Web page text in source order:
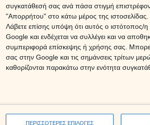
συγκατάθεσή σας ανά πάσα στιγμή
"Απορρήτου" στο κάτω μέρος της ιστοσελίδας.
Λάβετε επίσης υπόψη ότι αυτός ο ιστότοπος/η
Google και ενδέχεται να συλλέγει και να
συμπεριφορά επίσκεψης ή χρήσης σας.
σας στην Google και τις σημάνσεις τρίτων
καθορίζονται παρακάτω στην ενότητα
ΠΕΡΙΣΣΟΤΕΡΕΣ ΕΠΙΛΟΓΕΣ
60' ΛΕΠΤΑ
66€
παρε τώρα